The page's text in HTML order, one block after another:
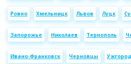
Ровно Хмельницк Львов Луцк
Запорожье Николаев Тернополь
Ивано-Франковск Черновцы Ужгород